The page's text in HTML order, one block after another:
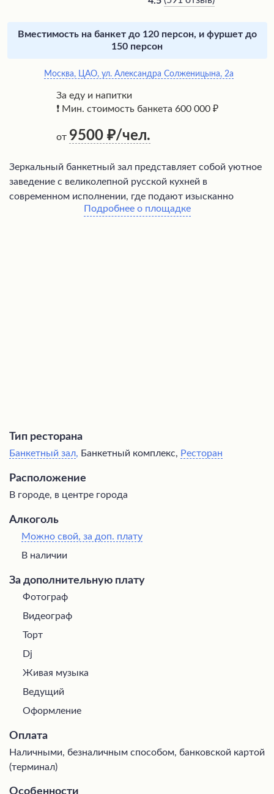
Вместимость на банкет до 120 персон, и фуршет до
150 персон
Москва, ЦАО, ул. Александра Солженицына, 2а
За еду и напитки
❗ Мин. стоимость банкета 600 000 ₽
от 9500 /чел.
Зеркальный банкетный зал представляет собой уютное
заведение с великолепной русской кухней в
современном исполнении, где подают изысканно
приготовленные блюда, такие как осётр и телятина.
Подробнее о площадке
Тип ресторана
Банкетный зал, Банкетный комплекс, Ресторан
Расположение
В городе, в центре города
Алкоголь
Можно свой, за доп. плату
В наличии
За дополнительную плату
Фотограф
Видеограф
Торт
Dj
Живая музыка
Ведущий
Оформление
Оплата
Наличными, безналичным способом, банковской картой
(терминал)
Особенности